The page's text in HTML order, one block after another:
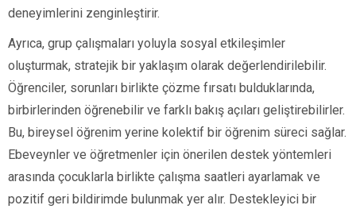
deneyimlerini zenginleştirir.
Ayrıca, grup çalışmaları yoluyla sosyal etkileşimler
oluşturmak, stratejik bir yaklaşım olarak değerlendirilebilir.
Öğrenciler, sorunları birlikte çözme fırsatı bulduklarında,
birbirlerinden öğrenebilir ve farklı bakış açıları geliştirebilirler.
Bu, bireysel öğrenim yerine kolektif bir öğrenim süreci sağlar.
Ebeveynler ve öğretmenler için önerilen destek yöntemleri
arasında çocuklarla birlikte çalışma saatleri ayarlamak ve
pozitif geri bildirimde bulunmak yer alır. Destekleyici bir